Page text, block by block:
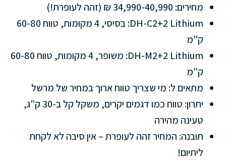
מחירים: 34,990-40,990 ₪ (זהה לעופרת!)
DH-C2+2 Lithium: בסיסי, 4 מקומות, טווח 60-80
ק"מ
DH-M2+2 Lithium: משופר, 4 מקומות, טווח 60-80
ק"מ
מתאים ל: מי שצריך טווח ארוך במחיר של מרשל
יתרון: טווח כמו דגמים יקרים, משקל קל ב-30 ק"ג,
טעינה מהירה
תובנה: המחיר זהה לעופרת – אין סיבה לא לקחת
ליתיום!